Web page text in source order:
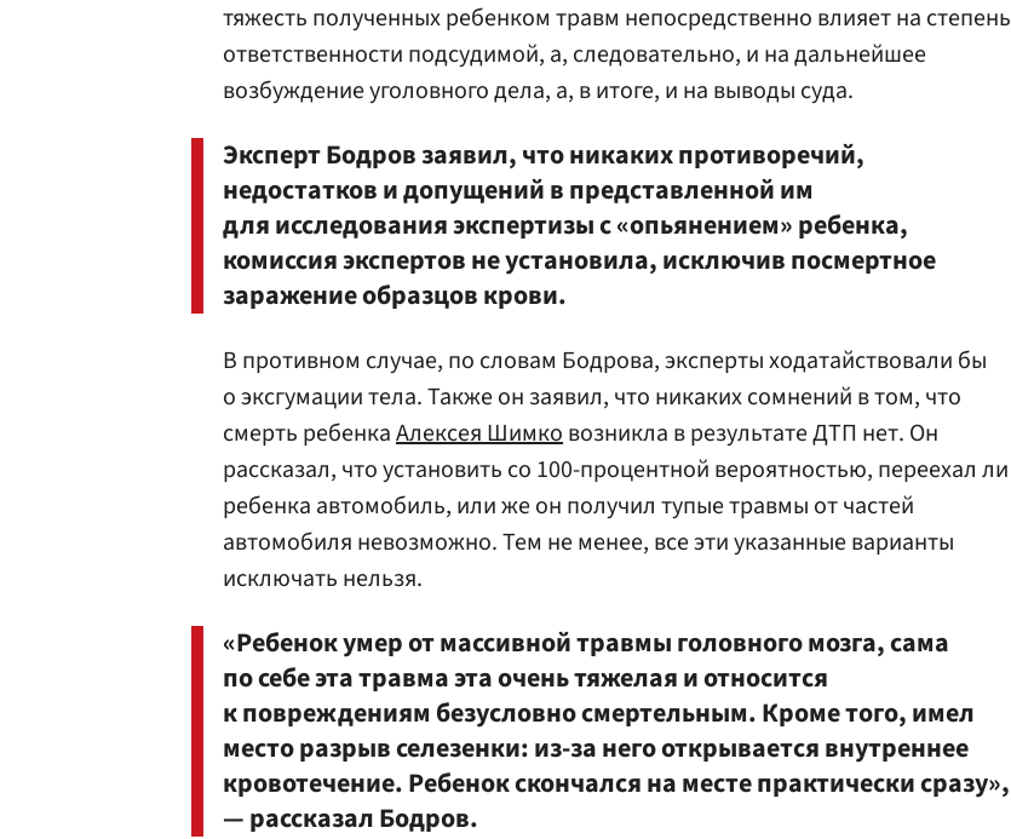
тяжесть полученных ребенком травм непосредственно влияет на степень
ответственности подсудимой, а, следовательно, и на дальнейшее
возбуждение уголовного дела, а, в итоге, и на выводы суда.
Эксперт Бодров заявил, что никаких противоречий,
недостатков и допущений в представленной им
для исследования экспертизы с «опьянением» ребенка,
комиссия экспертов не установила, исключив посмертное
заражение образцов крови.
В противном случае, по словам Бодрова, эксперты ходатайствовали бы
о эксгумации тела. Также он заявил, что никаких сомнений в том, что
смерть ребенкаАлексея Шимковозникла в результате ДТП нет. Он
рассказал, что установить со 100-процентной вероятностью, переехал ли
ребенка автомобиль, или же он получил тупые травмы от частей
автомобиля невозможно. Тем не менее, все эти указанные варианты
исключать нельзя.
«Ребенок умер от массивной травмы головного мозга, сама
по себе эта травма эта очень тяжелая и относится
к повреждениям безусловно смертельным. Кроме того, имел
место разрыв селезенки: из-за него открывается внутреннее
кровотечение. Ребенок скончался на месте практически сразу»,
— рассказал Бодров.